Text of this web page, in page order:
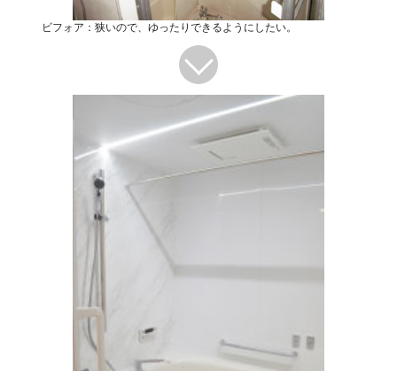
ビフォア：狭いので、ゆったりできるようにしたい。